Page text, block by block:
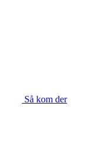
Så kom der